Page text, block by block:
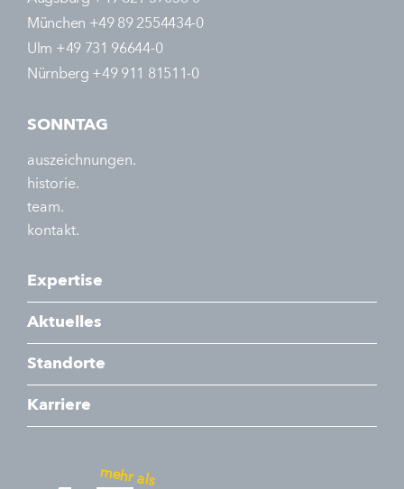
München +49 89 2554434-0
Ulm +49 731 96644-0
Nürnberg +49 911 81511-0
SONNTAG
auszeichnungen.
historie.
team.
kontakt.
Expertise
Aktuelles
Standorte
Karriere
mehr als